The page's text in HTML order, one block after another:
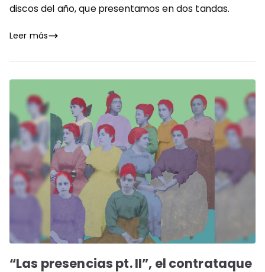
discos del año, que presentamos en dos tandas.
Leer más
“Las presencias pt. II”, el contrataque